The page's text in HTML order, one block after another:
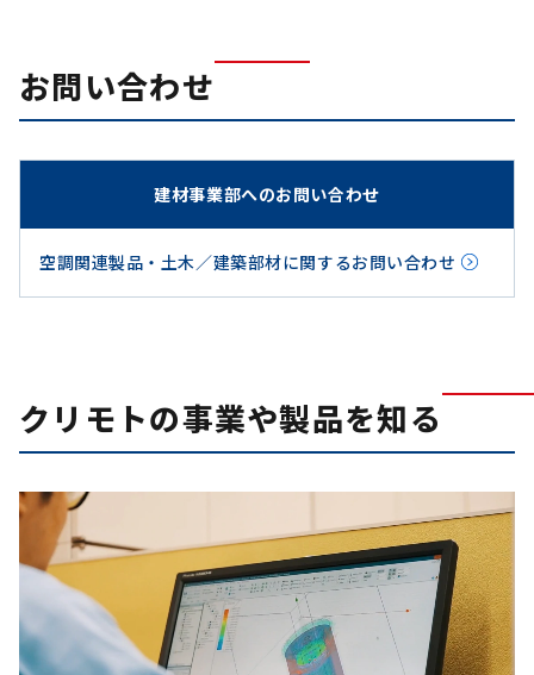
お問い合わせ
建材事業部へのお問い合わせ
空調関連製品・土木／建築部材に関するお問い合わせ
クリモトの事業や製品を知る